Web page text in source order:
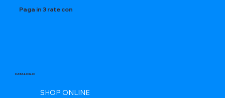
Paga in 3 rate con
CATALOGO
SHOP ONLINE